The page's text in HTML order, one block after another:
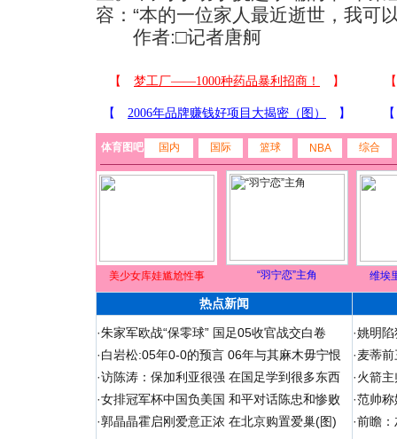
容：“本的一位家人最近逝世，我可
作者:□记者唐舸
体育图吧 国内 国际 篮球 NBA 综合
美少女库娃尴尬性事 “羽宁恋”主角 维埃
热点新闻
·朱家军欧战“保零球” 国足05收官战交白卷
·白岩松:05年0-0的预言 06年与其麻木毋宁恨
·访陈涛：保加利亚很强 在国足学到很多东西
·女排冠军杯中国负美国 和平对话陈忠和惨败
·郭晶晶霍启刚爱意正浓 在北京购置爱巢(图)
·姚明
·麦蒂
·火箭
·范帅
·前瞻